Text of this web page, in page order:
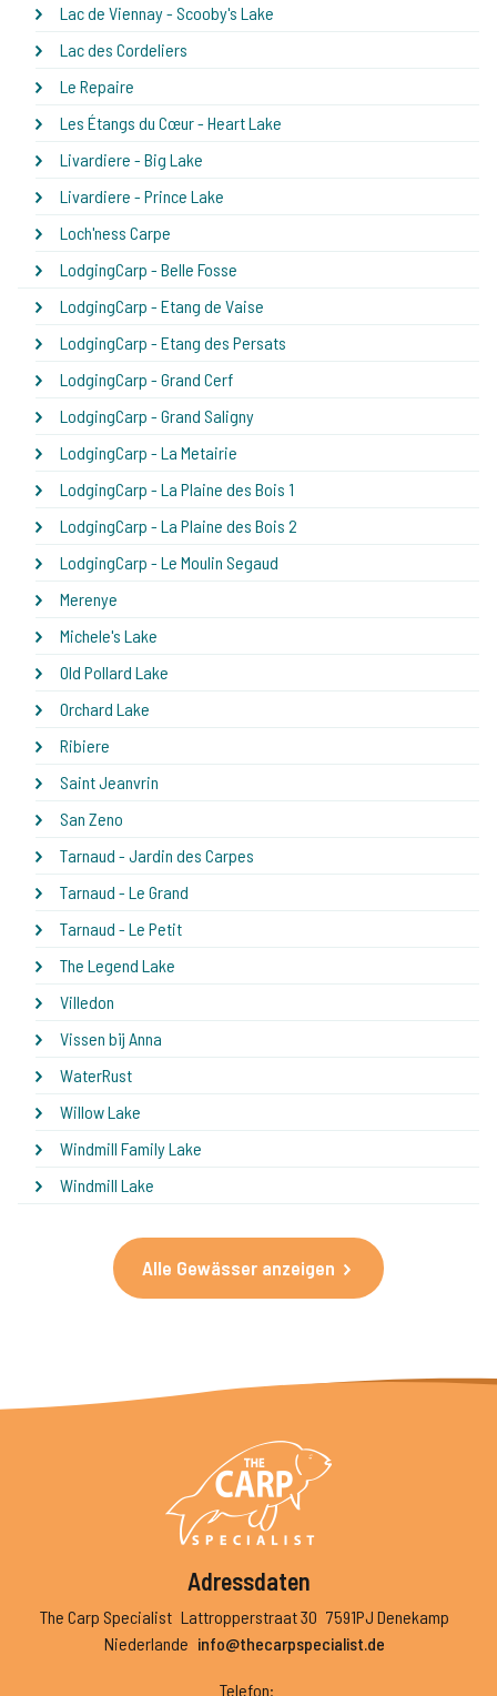
Lac de Viennay - Scooby's Lake
Lac des Cordeliers
Le Repaire
Les Étangs du Cœur - Heart Lake
Livardiere - Big Lake
Livardiere - Prince Lake
Loch'ness Carpe
LodgingCarp - Belle Fosse
LodgingCarp - Etang de Vaise
LodgingCarp - Etang des Persats
LodgingCarp - Grand Cerf
LodgingCarp - Grand Saligny
LodgingCarp - La Metairie
LodgingCarp - La Plaine des Bois 1
LodgingCarp - La Plaine des Bois 2
LodgingCarp - Le Moulin Segaud
Merenye
Michele's Lake
Old Pollard Lake
Orchard Lake
Ribiere
Saint Jeanvrin
San Zeno
Tarnaud - Jardin des Carpes
Tarnaud - Le Grand
Tarnaud - Le Petit
The Legend Lake
Villedon
Vissen bij Anna
WaterRust
Willow Lake
Windmill Family Lake
Windmill Lake
Alle Gewässer anzeigen
Adressdaten
The Carp Specialist Lattropperstraat 30 7591PJ Denekamp
Niederlande info@thecarpspecialist.de
Telefon: